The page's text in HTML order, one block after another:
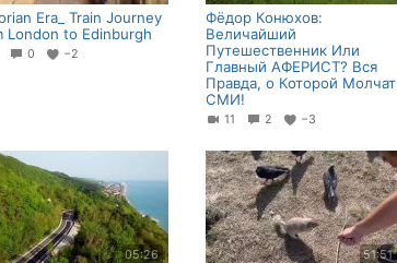
Era_ Train Journey
London to Edinburgh
0 −2
Фёдор Конюхов:
Величайший
Путешественник Или
Главный АФЕРИСТ? Вся
Правда, о Которой Молчат
СМИ!
11 2 −3
05:26 51:51